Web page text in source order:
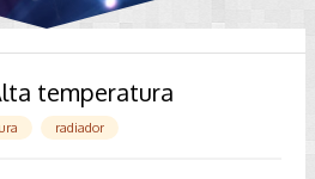
temperatura
radiador